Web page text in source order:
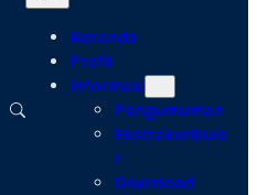
Beranda
Profil
Informasi
Pengumuman
Ekstrakurikule
r
Download